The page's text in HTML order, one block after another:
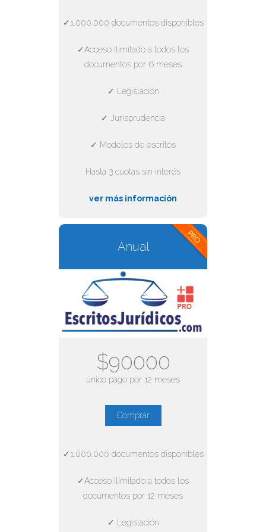
✓1.000.000 documentos disponibles
✓Acceso ilimitado a todos los
documentos por 6 meses
✓ Legislación
✓ Jurisprudencia
✓ Modelos de escritos
Hasta 3 cuotas sin interés
ver más información
Anual
$90000
único pago por 12 meses
Comprar
✓1.000.000 documentos disponibles
✓Acceso ilimitado a todos los
documentos por 12 meses
✓ Legislación